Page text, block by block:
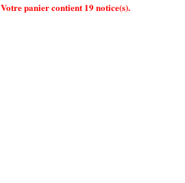
Votre panier contient 19 notice(s).